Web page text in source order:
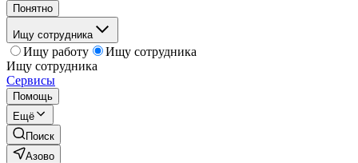
Понятно
Ищу сотрудника
Ищу работу
Ищу сотрудника
Ищу сотрудника
Сервисы
Помощь
Ещё
Поиск
Азово